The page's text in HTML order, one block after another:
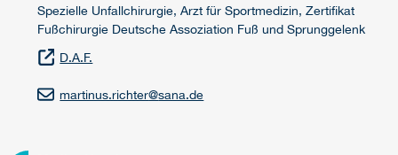
Spezielle Unfallchirurgie, Arzt für Sportmedizin, Zertifikat
Fußchirurgie Deutsche Assoziation Fuß und Sprunggelenk
D.A.F.
martinus.richter@sana.de